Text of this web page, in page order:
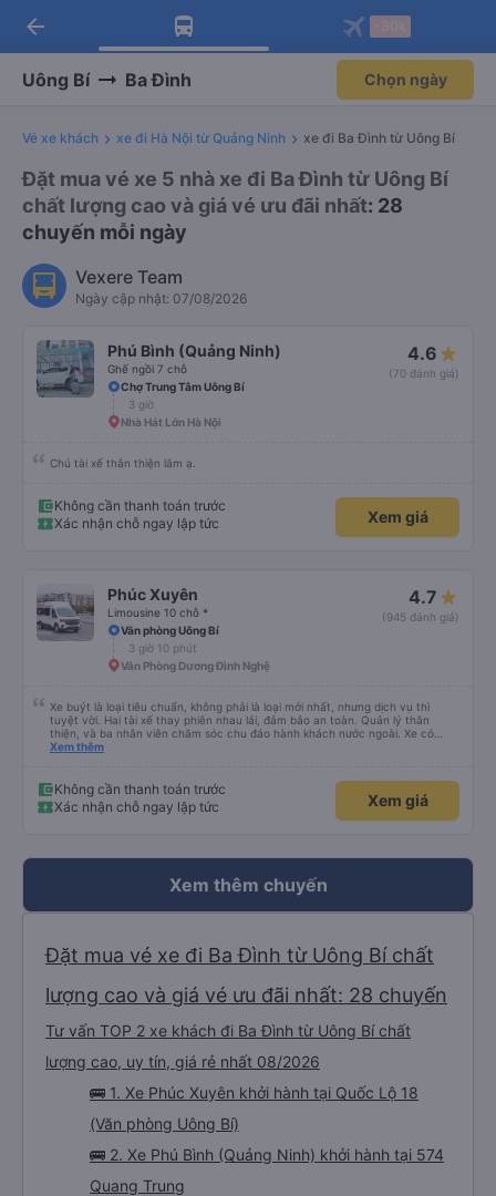
Tải app Vexere ngay!
Nhận ưu đãi thành viên độc
Mở app
Tải app Vexere
-30k/ghế khi đặt vé máy bay qua
Mở app
arrow_back
Uông Bí Ba Đình Chọn ngày
Vé xe khách xe đi Hà Nội từ Quảng Ninh xe đi Ba Đình từ Uông Bí
Đặt mua vé xe 5 nhà xe đi Ba Đình từ Uông Bí
chất lượng cao và giá vé ưu đãi nhất: 28
chuyến mỗi ngày
Vexere Team
Ngày cập nhật: 07/08/2026
Phú Bình (Quảng Ninh)
Ghế ngồi 7 chỗ
4.6
(70 đánh giá)
Chợ Trung Tâm Uông Bí
3 giờ
Nhà Hát Lớn Hà Nội
Chú tài xế thân thiện lắm ạ.
Không cần thanh toán trước
Xác nhận chỗ ngay lập tức
Xem giá
Phúc Xuyên
Limousine 10 chỗ *
4.7
(945 đánh giá)
Văn phòng Uông Bí
3 giờ 10 phút
Văn Phòng Dương Đình Nghệ
Xe buýt là loại tiêu chuẩn, không phải là loại mới nhất, nhưng dịch vụ thì
tuyệt vời. Hai tài xế thay phiên nhau lái, đảm bảo an toàn. Quản lý thân
thiện, và ba nhân viên chăm sóc chu đáo hành khách nước ngoài. Xe có
máy lạnh và cổng sạc USB, và dừng thường xuyên ở các khu vực nghỉ ngơi.
khoảng 9 tiếng. Tôi hài lòng với giá vé 480.000 VND.
Xem thêm
Không cần thanh toán trước
Xác nhận chỗ ngay lập tức
Xem giá
Xem thêm chuyến
Đặt mua vé xe đi Ba Đình từ Uông Bí chất
lượng cao và giá vé ưu đãi nhất: 28 chuyến
Tư vấn TOP 2 xe khách đi Ba Đình từ Uông Bí chất
lượng cao, uy tín, giá rẻ nhất 08/2026
🚌 1. Xe Phúc Xuyên khởi hành tại Quốc Lộ 18
(Văn phòng Uông Bí)
🚌 2. Xe Phú Bình (Quảng Ninh) khởi hành tại 574
Quang Trung